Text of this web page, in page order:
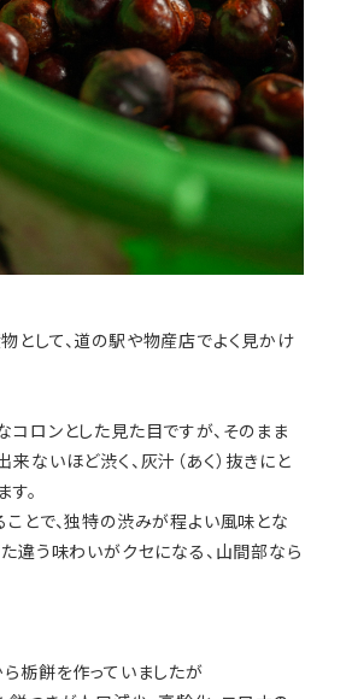
として、道の駅や物産店でよく見かけ
コロンとした見た目ですが、そのまま
ないほど渋く、灰汁（あく）抜きにと
。
ことで、独特の渋みが程よい風味とな
違う味わいがクセになる、山間部なら
ら栃餅を作っていましたが